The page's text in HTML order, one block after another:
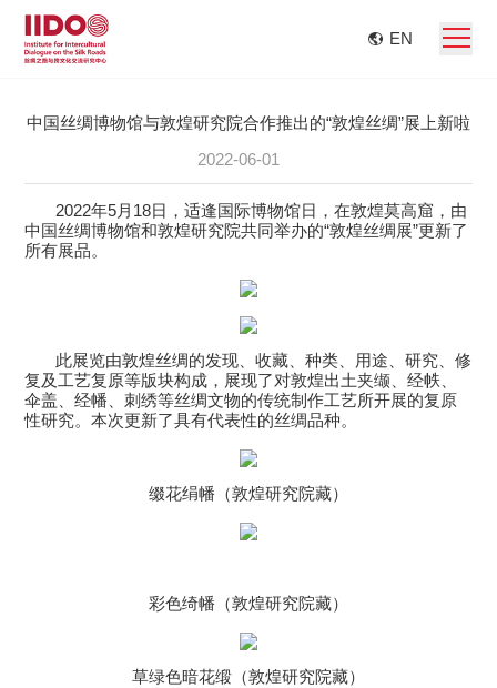
EN
中国丝绸博物馆与敦煌研究院合作推出的“敦煌丝绸”展上新啦
2022-06-01
2022年5月 18日，适逢国际博物馆日，在敦煌莫高窟，由
中国丝绸博物馆和敦煌研究院共同举办的“敦煌丝绸展”更新了
所有展品。
此展览由敦煌丝绸的发现、收藏、种类、用途、研究、修
复及工艺复原等版块构成，展现了对敦煌出土夹缬、经帙、
伞盖、经幡、刺绣等丝绸文物的传统制作工艺所开展的复原
性研究。本次更新了具有代表性的丝绸品种。
缀花绢幡（敦煌研究院藏）
彩色绮幡（敦煌研究院藏）
草绿色暗花缎（敦煌研究院藏）